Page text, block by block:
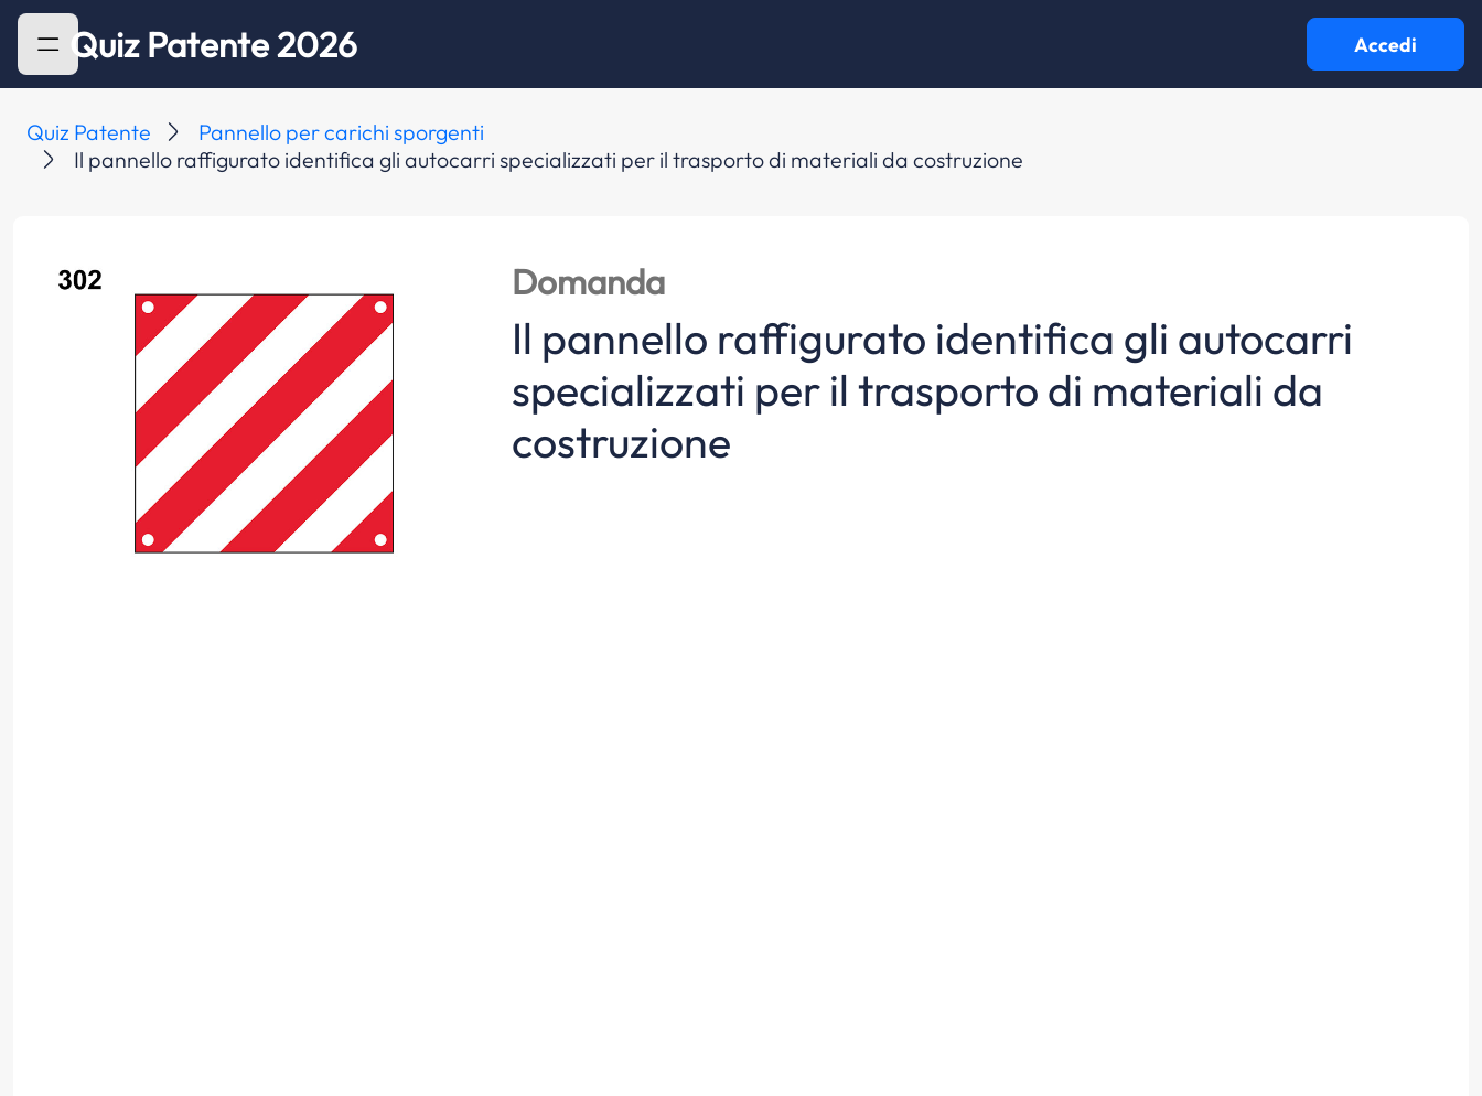
Quiz Patente 2026 Accedi
Quiz Patente
Pannello per carichi sporgenti
Il pannello raffigurato identifica gli autocarri specializzati per il trasporto di materiali da costruzione
Domanda
Il pannello raffigurato identifica gli autocarri
specializzati per il trasporto di materiali da
costruzione